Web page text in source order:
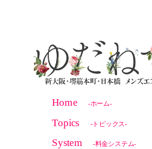
Home -ホーム-
Topics -トピックス-
System -料金システム-